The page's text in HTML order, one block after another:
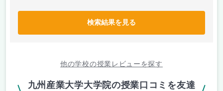
検索結果を見る
他の学校の授業レビューを探す
九州産業大学大学院の授業口コミを友達